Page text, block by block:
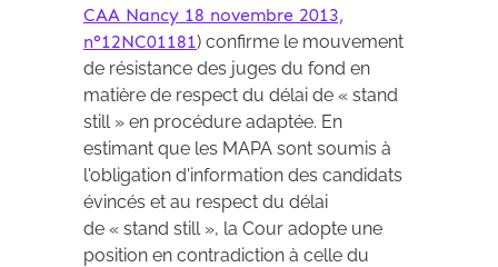
CAA Nancy 18 novembre 2013,
n°12NC01181) confirme le mouvement
de résistance des juges du fond en
matière de respect du délai de « stand
still » en procédure adaptée. En
estimant que les MAPA sont soumis à
l'obligation d'information des candidats
évincés et au respect du délai
de « stand still », la Cour adopte une
position en contradiction à celle du